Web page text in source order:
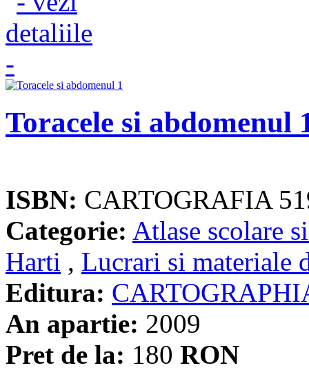
Toracele si abdomenul
ISBN: CARTOGRAFIA
Categorie: Atlase scolare
Harti , Lucrari si materiale
Editura:
An apartie: 2009
Pret de la: 180 RON